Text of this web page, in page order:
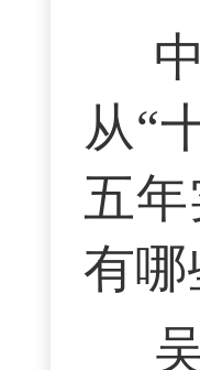
从“
五
有哪